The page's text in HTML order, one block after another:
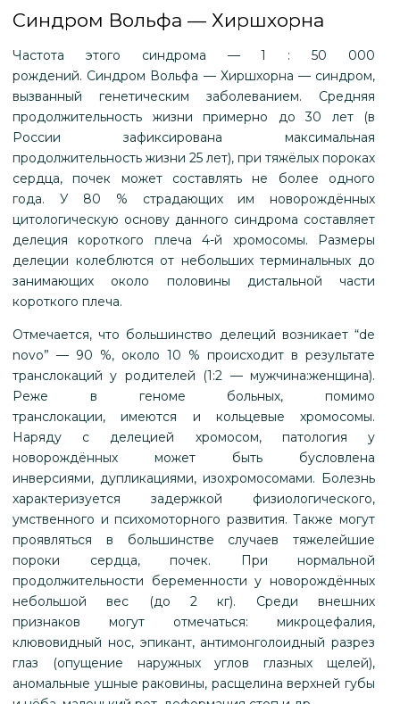
Синдром Вольфа — Хиршхорна
Частота этого синдрома — 1 : 50 000
рождений. Синдром Вольфа — Хиршхорна — синдром,
вызванный генетическим заболеванием. Средняя
продолжительность жизни примерно до 30 лет (в
России зафиксирована максимальная
продолжительность жизни 25 лет), при тяжёлых пороках
сердца, почек может составлять не более одного
года. У 80 % страдающих им новорождённых
цитологическую основу данного синдрома составляет
делеция короткого плеча 4-й хромосомы. Размеры
делеции колеблются от небольших терминальных до
занимающих около половины дистальной части
короткого плеча.
Отмечается, что большинство делеций возникает “de
novo” — 90 %, около 10 % происходит в результате
транслокаций у родителей (1:2 — мужчина:женщина).
Реже в геноме больных, помимо
транслокации, имеются и кольцевые хромосомы.
Наряду с делецией хромосом, патология у
новорождённых может быть бусловлена
инверсиями, дупликациями, изохромосомами. Болезнь
характеризуется задержкой физиологического,
умственного и психомоторного развития. Также могут
проявляться в большинстве случаев тяжелейшие
пороки сердца, почек. При нормальной
продолжительности беременности у новорождённых
небольшой вес (до 2 кг). Среди внешних
признаков могут отмечаться: микроцефалия,
клювовидный нос, эпикант, антимонголоидный разрез
глаз (опущение наружных углов глазных щелей),
аномальные ушные раковины, расщелина верхней губы